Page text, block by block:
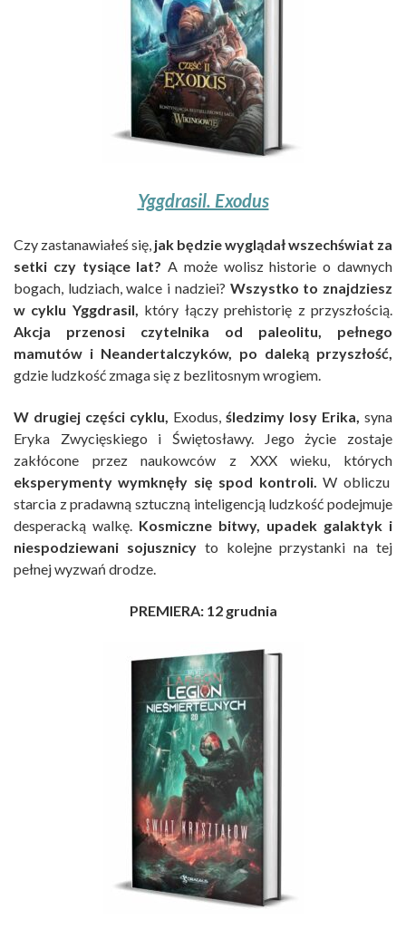
Yggdrasil. Exodus
Czy zastanawiałeś się, jak będzie wyglądał wszechświat za
setki czy tysiące lat? A może wolisz historie o dawnych
bogach, ludziach, walce i nadziei? Wszystko to znajdziesz
w cyklu Yggdrasil,
który łączy prehistorię z przyszłością.
Akcja przenosi czytelnika od paleolitu, pełnego
mamutów i Neandertalczyków,
po daleką przyszłość,
gdzie ludzkość zmaga się z bezlitosnym wrogiem.
W drugiej części cyklu, Exodus, śledzimy losy Erika, syna
Eryka Zwycięskiego i Świętosławy. Jego życie zostaje
zakłócone przez naukowców z XXX wieku, których
eksperymenty wymknęły się spod kontroli. W obliczu
starcia z pradawną sztuczną inteligencją ludzkość podejmuje
desperacką walkę. Kosmiczne bitwy, upadek galaktyk i
niespodziewani sojusznicyto kolejne przystanki na tej
pełnej wyzwań drodze.
PREMIERA: 12 grudnia